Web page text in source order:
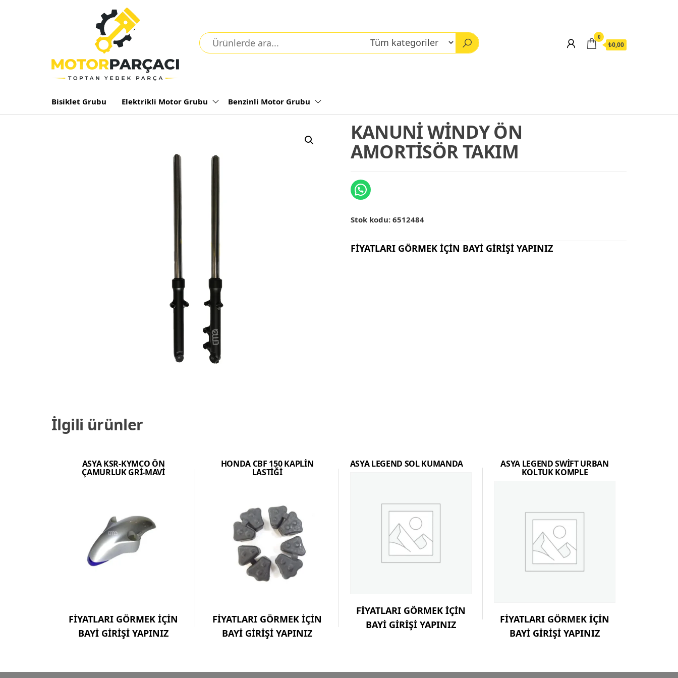
0
₺0,00
Bisiklet Grubu Elektrikli Motor Grubu Benzinli Motor Grubu
KANUNİ WİNDY ÖN
AMORTİSÖR TAKIM
Stok kodu: 6512484
FİYATLARI GÖRMEK İÇİN BAYİ GİRİŞİ YAPINIZ
İlgili ürünler
ASYA KSR-KYMCO ÖN
ÇAMURLUK GRİ-MAVİ
FİYATLARI GÖRMEK İÇİN
BAYİ GİRİŞİ YAPINIZ
HONDA CBF 150 KAPLİN
LASTİĞİ
FİYATLARI GÖRMEK İÇİN
BAYİ GİRİŞİ YAPINIZ
ASYA LEGEND SOL KUMANDA
FİYATLARI GÖRMEK İÇİN
BAYİ GİRİŞİ YAPINIZ
ASYA LEGEND SWİFT URBAN
KOLTUK KOMPLE
FİYATLARI GÖRMEK İÇİN
BAYİ GİRİŞİ YAPINIZ